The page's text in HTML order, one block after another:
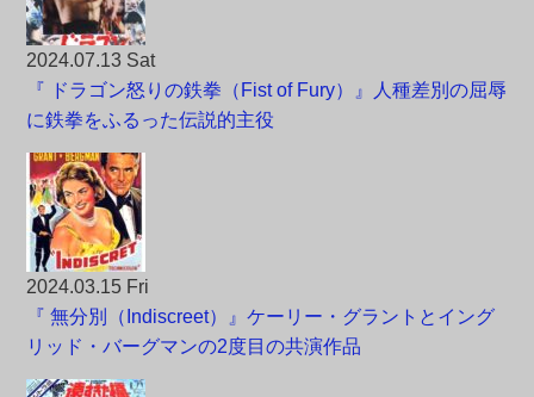
2024.07.13 Sat
『 ドラゴン怒りの鉄拳（Fist of Fury）』人種差別の屈辱
に鉄拳をふるった伝説的主役
2024.03.15 Fri
『 無分別（Indiscreet）』ケーリー・グラントとイング
リッド・バーグマンの2度目の共演作品